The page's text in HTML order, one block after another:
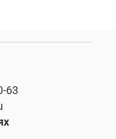
63